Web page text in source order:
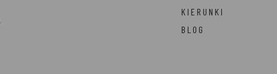
KIERUNKI
BLOG